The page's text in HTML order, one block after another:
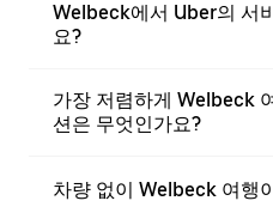
Welbeck에서 Uber의 서
요?
가장 저렴하게 Welbeck
션은 무엇인가요?
차량 없이 Welbeck 여행